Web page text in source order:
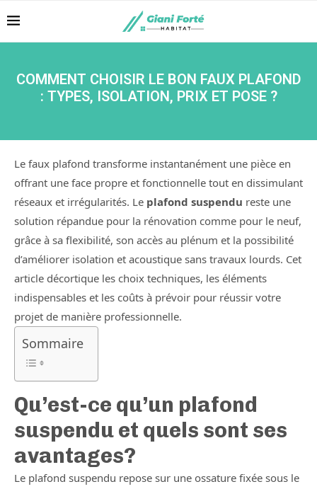
COMMENT CHOISIR LE BON FAUX PLAFOND
: TYPES, ISOLATION, PRIX ET POSE ?
Le faux plafond transforme instantanément une pièce en
offrant une face propre et fonctionnelle tout en dissimulant
réseaux et irrégularités. Le plafond suspendu reste une
solution répandue pour la rénovation comme pour le neuf,
grâce à sa flexibilité, son accès au plénum et la possibilité
d’améliorer isolation et acoustique sans travaux lourds. Cet
article décortique les choix techniques, les éléments
indispensables et les coûts à prévoir pour réussir votre
projet de manière professionnelle.
Sommaire
Qu’est-ce qu’un plafond
suspendu et quels sont ses
avantages?
Le plafond suspendu repose sur une ossature fixée sous le